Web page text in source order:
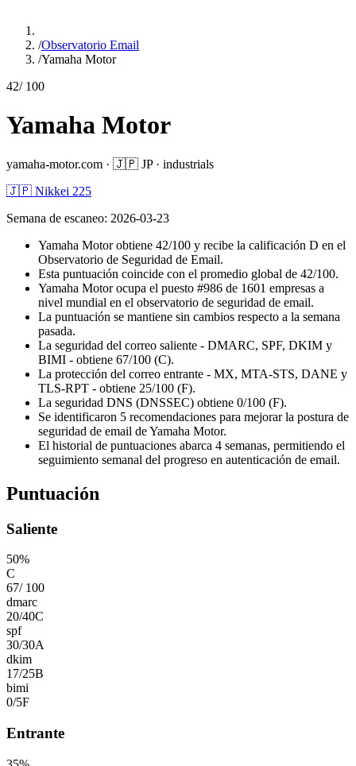
/Observatorio Email
/Yamaha Motor
42/ 100
Yamaha Motor
yamaha-motor.com · 🇯🇵 JP· industrials
🇯🇵 Nikkei 225
Semana de escaneo: 2026-03-23
Yamaha Motor obtiene 42/100 y recibe la calificación D en el
Observatorio de Seguridad de Email.
Esta puntuación coincide con el promedio global de 42/100.
Yamaha Motor ocupa el puesto #986 de 1601 empresas a
nivel mundial en el observatorio de seguridad de email.
La puntuación se mantiene sin cambios respecto a la semana
pasada.
La seguridad del correo saliente - DMARC, SPF, DKIM y
BIMI - obtiene 67/100 (C).
La protección del correo entrante - MX, MTA-STS, DANE y
TLS-RPT - obtiene 25/100 (F).
La seguridad DNS (DNSSEC) obtiene 0/100 (F).
Se identificaron 5 recomendaciones para mejorar la postura de
seguridad de email de Yamaha Motor.
El historial de puntuaciones abarca 4 semanas, permitiendo el
seguimiento semanal del progreso en autenticación de email.
Puntuación
Saliente
50%
C
67/ 100
dmarc
20/40C
spf
30/30A
dkim
17/25B
bimi
0/5F
Entrante